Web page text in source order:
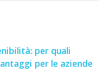
per quali
per le aziende